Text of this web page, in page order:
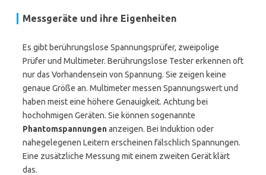
Messgeräte und ihre Eigenheiten
Es gibt berührungslose Spannungsprüfer, zweipolige
Prüfer und Multimeter. Berührungslose Tester erkennen oft
nur das Vorhandensein von Spannung. Sie zeigen keine
genaue Größe an. Multimeter messen Spannungswert und
haben meist eine höhere Genauigkeit. Achtung bei
hochohmigen Geräten. Sie können sogenannte
Phantomspannungenanzeigen. Bei Induktion oder
nahegelegenen Leitern erscheinen fälschlich Spannungen.
Eine zusätzliche Messung mit einem zweiten Gerät klärt
das.